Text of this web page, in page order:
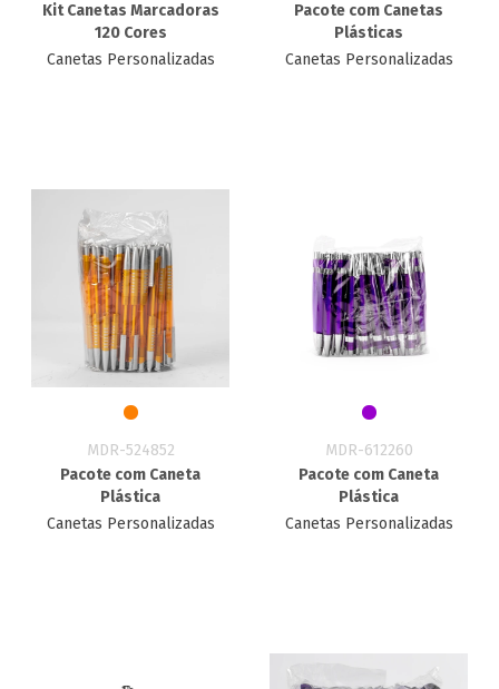
Kit Canetas Marcadoras
120 Cores
Canetas Personalizadas
Pacote com Canetas
Plásticas
Canetas Personalizadas
MDR-524852
Pacote com Caneta
Plástica
Canetas Personalizadas
MDR-612260
Pacote com Caneta
Plástica
Canetas Personalizadas